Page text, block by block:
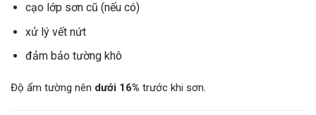
cạo lớp sơn cũ (nếu có)
xử lý vết nứt
đảm bảo tường khô
Độ ẩm tường nên dưới 16% trước khi sơn.